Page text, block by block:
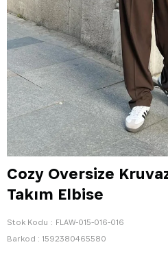
Cozy Oversize
Takım Elbise
Stok Kodu
FLAW-015-016-016
Barkod : 1592380465580